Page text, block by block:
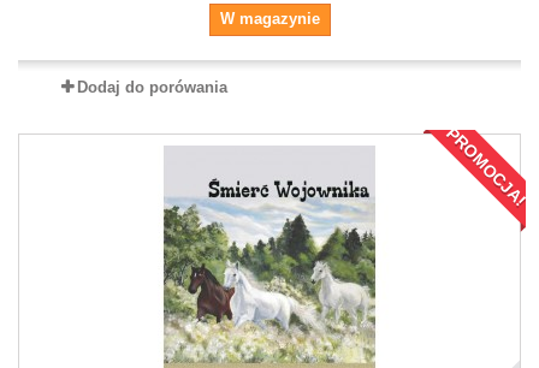
W magazynie
Dodaj do porówania
PROMOCJA!